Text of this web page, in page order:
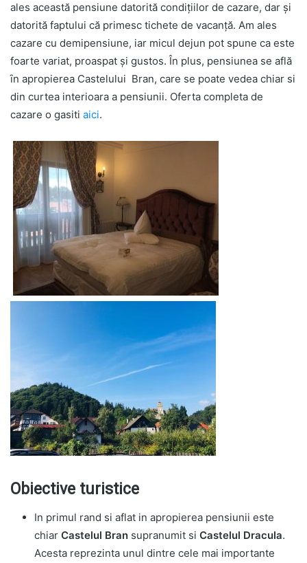
ales această pensiune datorită condiţiilor de cazare, dar şi
datorită faptului că primesc tichete de vacanţă. Am ales
cazare cu demipensiune, iar micul dejun pot spune ca este
foarte variat, proaspat şi gustos. În plus, pensiunea se află
ȋn apropierea Castelului Bran, care se poate vedea chiar si
din curtea interioara a pensiunii. Oferta completa de
cazare o gasiti aici.
Obiective turistice
In primul rand si aflat in apropierea pensiunii este
chiar Castelul Bran supranumit si Castelul Dracula.
Acesta reprezinta unul dintre cele mai importante